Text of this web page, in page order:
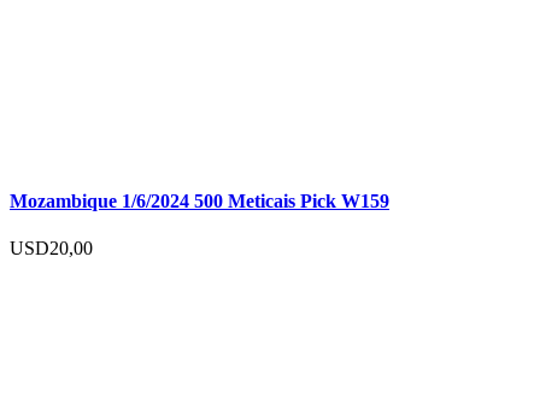
Mozambique 1/6/2024 500 Meticais Pick W159
USD20,00